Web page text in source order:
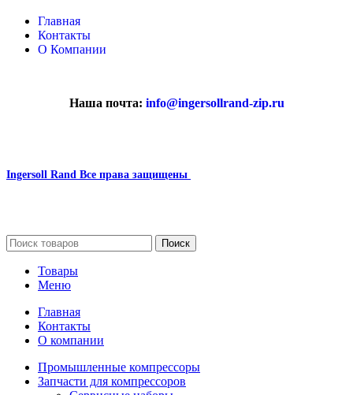
Главная
Контакты
О Компании
Наша почта: info@ingersollrand-zip.ru
Ingersoll Rand Все права защищены
Поиск
Товары
Меню
Главная
Контакты
О компании
Промышленные компрессоры
Запчасти для компрессоров